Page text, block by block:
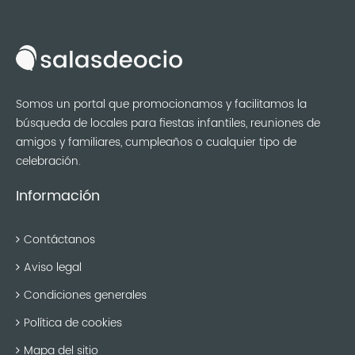
Somos un portal que promocionamos y facilitamos la
búsqueda de locales para fiestas infantiles, reuniones de
amigos y familiares, cumpleaños o cualquier tipo de
celebración.
Información
Contáctanos
Aviso legal
Condiciones generales
Política de cookies
Mapa del sitio